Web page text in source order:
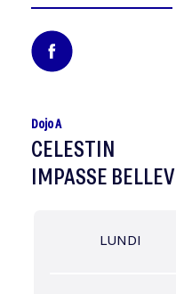
Dojo A
CELESTIN
IMPASSE
LUNDI